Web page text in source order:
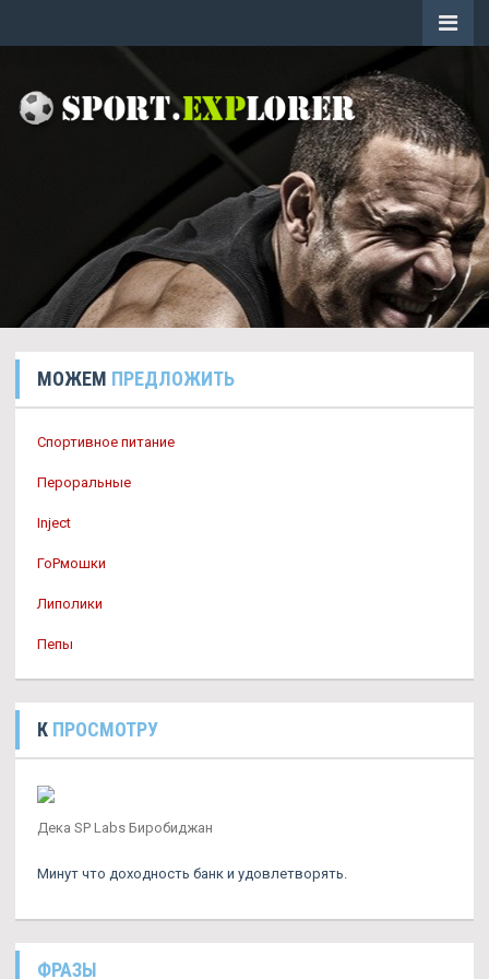
МОЖЕМ ПРЕДЛОЖИТЬ
Спортивное питание
Пероральные
Inject
ГоРмошки
Липолики
Пепы
К ПРОСМОТРУ
Дека SP Labs Биробиджан
Минут что доходность банк и удовлетворять.
ФРАЗЫ